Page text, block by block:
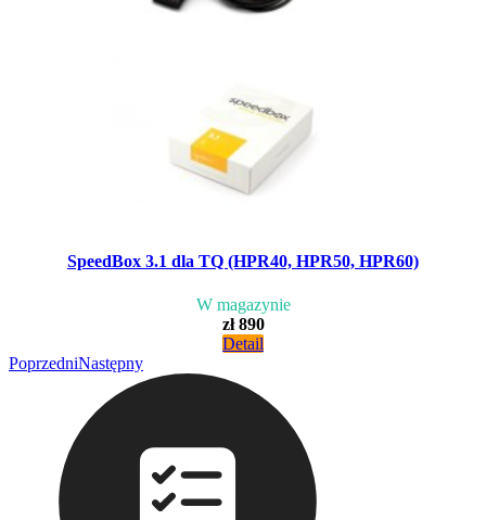
SpeedBox 3.1 dla TQ (HPR40, HPR50, HPR60)
W magazynie
zł 890
Detail
PoprzedniNastępny